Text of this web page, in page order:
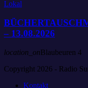
Lokal
– 13.08.2026
location_onBlaubeuren 4
Copyright 2026 - Radio
Kontakt